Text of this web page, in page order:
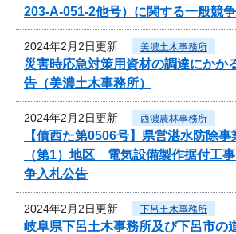
203-A-051-2他号）に関する一般競
2024年2月2日更新 美濃土木事務所
災害時応急対策用資材の調達にかか
告（美濃土木事務所）
2024年2月2日更新 西濃農林事務所
【債西た第0506号】県営湛水防除
（第1）地区 電気設備製作据付工
争入札公告
2024年2月2日更新 下呂土木事務所
岐阜県下呂土木事務所及び下呂市の